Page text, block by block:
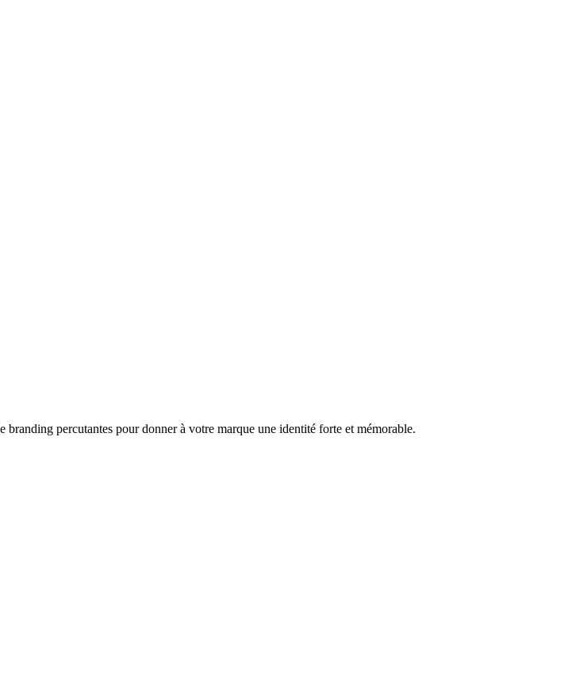
percutantes pour donner à votre marque une identité forte et mémorable.